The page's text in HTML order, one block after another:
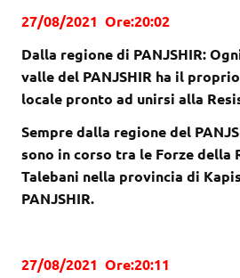
27/08/2021 Ore:20:02
Dalla regione di PANJSHIR:
valle del PANJSHIR ha il
locale pronto ad unirsi alla
Sempre dalla regione del
sono in corso tra le Forze della
Talebani nella provincia di
PANJSHIR.
27/08/2021 Ore:20:11